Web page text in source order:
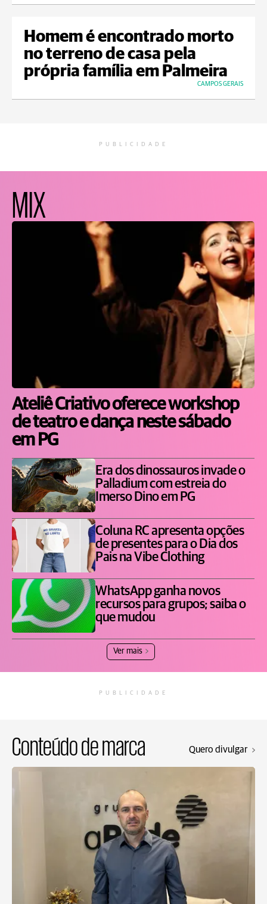
Homem é encontrado morto
no terreno de casa pela
própria família em Palmeira
CAMPOS GERAIS
PUBLICIDADE
MIX
Ateliê Criativo oferece workshop
de teatro e dança neste sábado
em PG
Era dos dinossauros invade o
Palladium com estreia do
Imerso Dino em PG
Coluna RC apresenta opções
de presentes para o Dia dos
Pais na Vibe Clothing
WhatsApp ganha novos
recursos para grupos; saiba o
que mudou
Ver mais
PUBLICIDADE
Conteúdo de marca Quero divulgar